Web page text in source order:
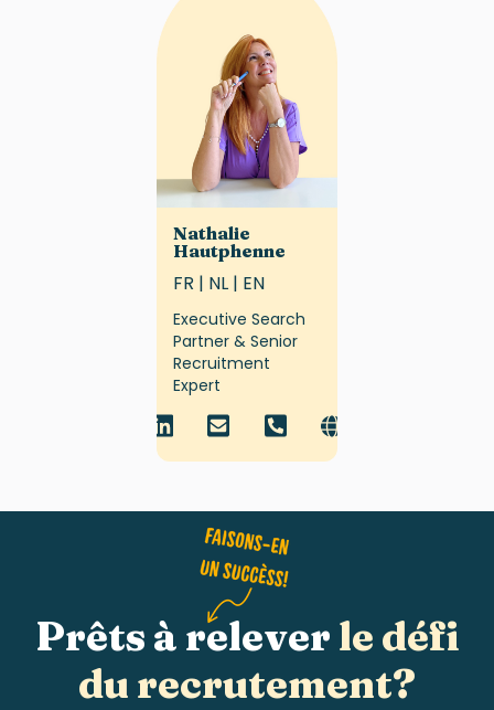
Nathalie
Hautphenne
FR | NL | EN
Executive Search
Partner & Senior
Recruitment
Expert
Prêts à relever le défi
du recrutement?